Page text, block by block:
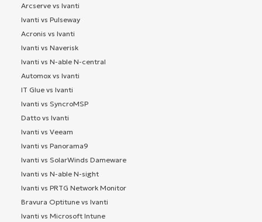
Arcserve vs Ivanti
Ivanti vs Pulseway
Acronis vs Ivanti
Ivanti vs Naverisk
Ivanti vs N-able N-central
Automox vs Ivanti
IT Glue vs Ivanti
Ivanti vs SyncroMSP
Datto vs Ivanti
Ivanti vs Veeam
Ivanti vs Panorama9
Ivanti vs SolarWinds Dameware
Ivanti vs N-able N-sight
Ivanti vs PRTG Network Monitor
Bravura Optitune vs Ivanti
Ivanti vs Microsoft Intune